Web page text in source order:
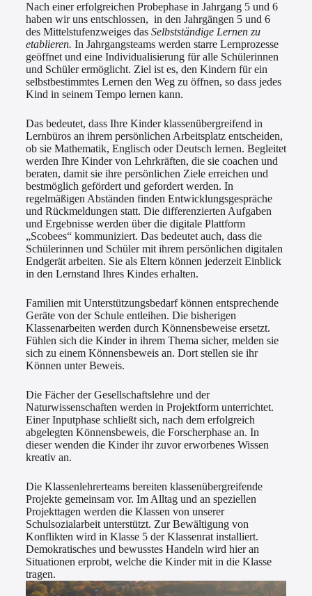
Nach einer erfolgreichen Probephase in Jahrgang 5 und 6
haben wir uns entschlossen, in den Jahrgängen 5 und 6
des Mittelstufenzweiges dasSelbstständige Lernen zu
etablieren. In Jahrgangsteams werden starre Lernprozesse
geöffnet und eine Individualisierung für alle Schülerinnen
und Schüler ermöglicht. Ziel ist es, den Kindern für ein
selbstbestimmtes Lernen den Weg zu öffnen, so dass jedes
Kind in seinem Tempo lernen kann.
Das bedeutet, dass Ihre Kinder klassenübergreifend in
Lernbüros an ihrem persönlichen Arbeitsplatz entscheiden,
ob sie Mathematik, Englisch oder Deutsch lernen. Begleitet
werden Ihre Kinder von Lehrkräften, die sie coachen und
beraten, damit sie ihre persönlichen Ziele erreichen und
bestmöglich gefördert und gefordert werden. In
regelmäßigen Abständen finden Entwicklungsgespräche
und Rückmeldungen statt. Die differenzierten Aufgaben
und Ergebnisse werden über die digitale Plattform
„Scobees“ kommuniziert. Das bedeutet auch, dass die
Schülerinnen und Schüler mit ihrem persönlichen digitalen
Endgerät arbeiten. Sie als Eltern können jederzeit Einblick
in den Lernstand Ihres Kindes erhalten.
Familien mit Unterstützungsbedarf können entsprechende
Geräte von der Schule entleihen. Die bisherigen
Klassenarbeiten werden durch Könnensbeweise ersetzt.
Fühlen sich die Kinder in ihrem Thema sicher, melden sie
sich zu einem Könnensbeweis an. Dort stellen sie ihr
Können unter Beweis.
Die Fächer der Gesellschaftslehre und der
Naturwissenschaften werden in Projektform unterrichtet.
Einer Inputphase schließt sich, nach dem erfolgreich
abgelegten Könnensbeweis, die Forscherphase an. In
dieser wenden die Kinder ihr zuvor erworbenes Wissen
kreativ an.
Die Klassenlehrerteams bereiten klassenübergreifende
Projekte gemeinsam vor. Im Alltag und an speziellen
Projekttagen werden die Klassen von unserer
Schulsozialarbeit unterstützt. Zur Bewältigung von
Konflikten wird in Klasse 5 der Klassenrat installiert.
Demokratisches und bewusstes Handeln wird hier an
Situationen erprobt, welche die Kinder mit in die Klasse
tragen.